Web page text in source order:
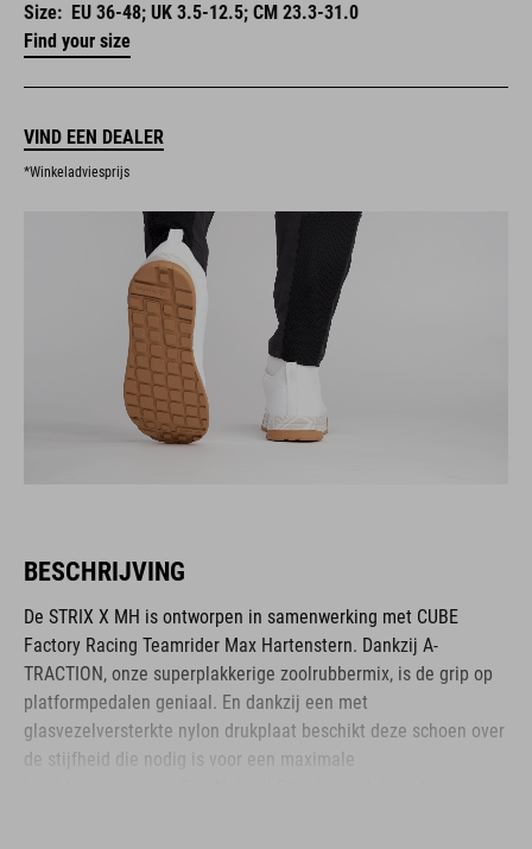
Size: EU 36-48; UK 3.5-12.5; CM 23.3-31.0
Find your size
VIND EEN DEALER
*Winkeladviesprijs
BESCHRIJVING
De STRIX X MH is ontworpen in samenwerking met CUBE
Factory Racing Teamrider Max Hartenstern. Dankzij A-
TRACTION, onze superplakkerige zoolrubbermix, is de grip op
platformpedalen geniaal. En dankzij een met
glasvezelversterkte nylon drukplaat beschikt deze schoen over
de stijfheid die nodig is voor een maximale